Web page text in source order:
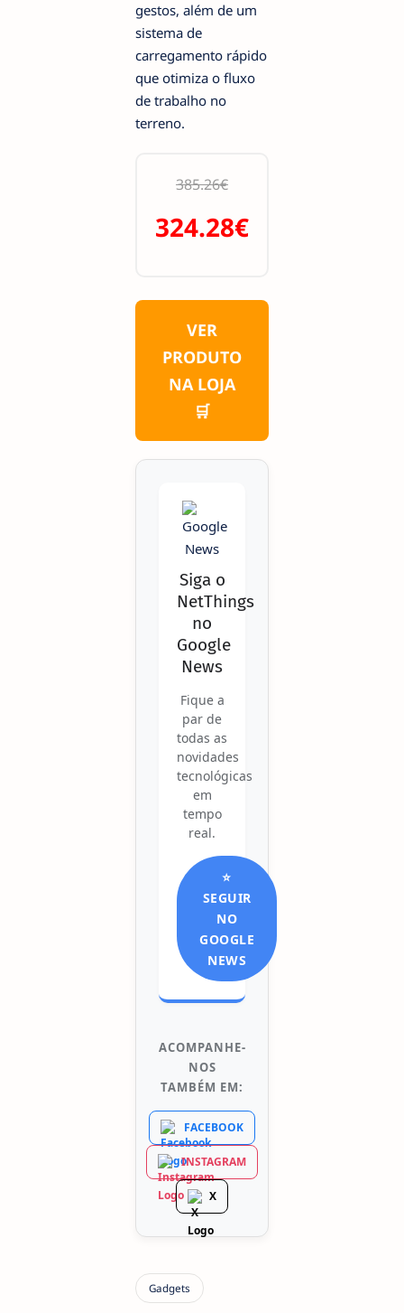
gestos, além de um
sistema de
carregamento rápido
que otimiza o fluxo
de trabalho no
terreno.
385.26€
324.28€
VER
PRODUTO
NA LOJA
🛒
Siga o
NetThings
no
Google
News
Fique a
par de
todas as
novidades
tecnológicas
em
tempo
real.
⭐
SEGUIR
NO
GOOGLE
NEWS
ACOMPANHE-
NOS
TAMBÉM EM:
FACEBOOK
INSTAGRAM
X